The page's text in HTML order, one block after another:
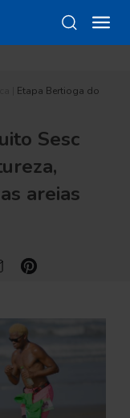
Etapa Bertioga do
Sesc
areias